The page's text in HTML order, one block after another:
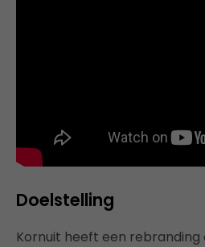
Doelstelling
Kornuit heeft een rebranding